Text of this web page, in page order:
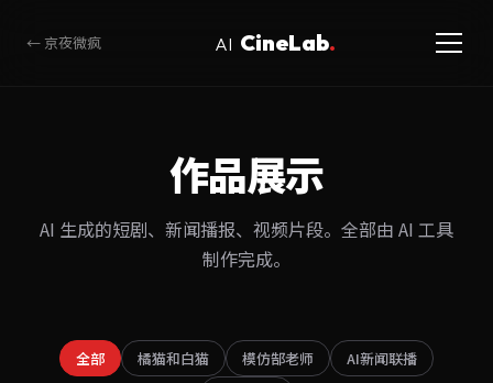
← 京夜微疯 AI CineLab.
作品展示
AI 生成的短剧、新闻播报、视频片段。全部由 AI 工具
制作完成。
全部 橘猫和白猫 模仿郜老师
AI新闻联播